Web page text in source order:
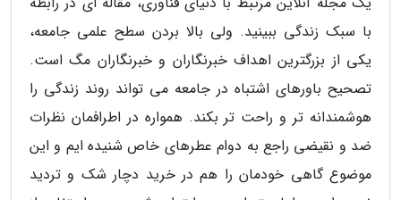
با سبک زندگی ببینید. ولی بالا بردن سطح علمی جامعه،
یکی از بزرگترین اهداف خبرنگاران و خبرنگاران مگ است.
تصحیح باورهای اشتباه در جامعه می تواند روند زندگی را
هوشمندانه تر و راحت تر بکند. همواره در اطرافمان نظرات
ضد و نقیضی راجع به دوام عطرهای خاص شنیده ایم و این
موضوع گاهی خودمان را هم در خرید دچار شک و تردید